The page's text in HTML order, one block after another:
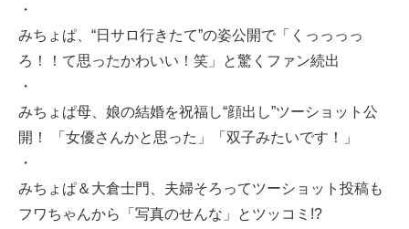
・
みちょぱ、“日サロ行きたて”の姿公開で「くっっっっ
ろ！！て思ったかわいい！笑」と驚くファン続出
・
みちょぱ母、娘の結婚を祝福し“顔出し”ツーショット公
開！ 「女優さんかと思った」「双子みたいです！」
・
みちょぱ＆大倉士門、夫婦そろってツーショット投稿も
フワちゃんから「写真のせんな」とツッコミ!?